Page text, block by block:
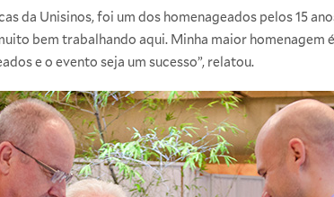
da Unisinos, foi um dos homenageados pelos 15
bem trabalhando aqui. Minha maior
e o evento seja um sucesso”, relatou.